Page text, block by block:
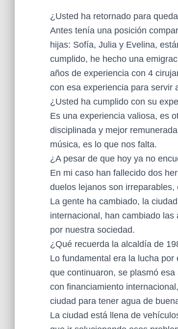
¿Usted ha retornado para
Antes tenía una posición
hijas: Sofía, Julia y Evelina,
cumplido, he hecho una
años de experiencia con 4
con esa experiencia para servir
¿Usted ha cumplido con su
Es una experiencia valiosa, es
disciplinada y mejor
música, es lo que nos falta.
¿A pesar de que hoy ya no
En mi caso han fallecido dos
duelos lejanos son
La gente ha cambiado, la
internacional, han cambiado
por nuestra sociedad.
¿Qué recuerda la alcaldía de
Lo fundamental era la lucha
que continuaron, se plasmó
con financiamiento
ciudad para tener agua de
La ciudad está llena de